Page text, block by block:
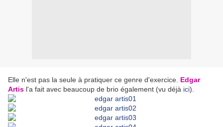
Elle n'est pas la seule à pratiquer ce genre d'exercice. Edgar
Artis l'a fait avec beaucoup de brio également (vu déjà ici).